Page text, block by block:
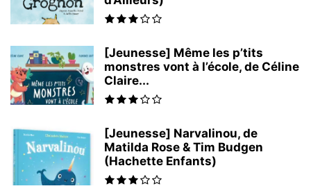
[Jeunesse] Même les p’tits
monstres vont à l’école, de Céline
Claire...
[Jeunesse] Narvalinou, de
Matilda Rose & Tim Budgen
(Hachette Enfants)